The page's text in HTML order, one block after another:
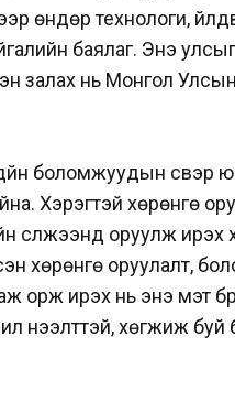
өндөр технологи,
баялаг. Энэ
залах нь Монгол
боломжуудын үүсвэр
Хэрэгтэй хөрөнгө
сүлжээнд оруулж
хөрөнгө оруулалт,
орж ирэх нь энэ мэт
нээлттэй, хөгжиж